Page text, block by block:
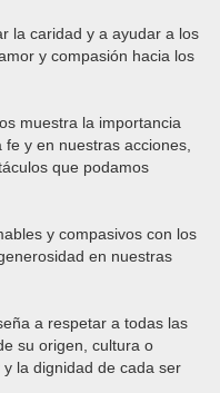
la caridad y a ayudar a los
y compasión hacia los
muestra la importancia
y en nuestras acciones,
que podamos
y compasivos con los
en nuestras
a respetar a todas las
su origen, cultura o
la dignidad de cada ser